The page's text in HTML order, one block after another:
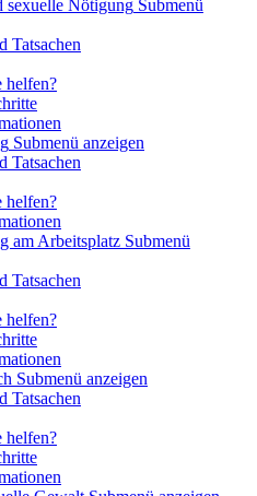
sexuelle Nötigung Submenü
Tatsachen
helfen?
Submenü anzeigen
Tatsachen
helfen?
am Arbeitsplatz Submenü
Tatsachen
helfen?
Submenü anzeigen
Tatsachen
helfen?